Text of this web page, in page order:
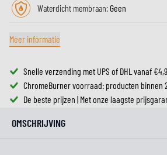
Waterdicht membraan:Geen
Meer informatie
Snelle verzending met UPS of DHL vanaf
ChromeBurner voorraad: producten binnen
De beste prijzen | Met onze laagste
OMSCHRIJVING